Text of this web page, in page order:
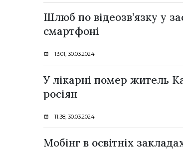
Шлюб по відеозв’язку у
смартфоні
13:01, 30.03.2024
У лікарні помер житель
росіян
11:38, 30.03.2024
Мобінг в освітніх